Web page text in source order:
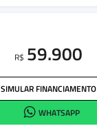
R$ 59.900
SIMULAR FINANCIAMENTO
WHATSAPP